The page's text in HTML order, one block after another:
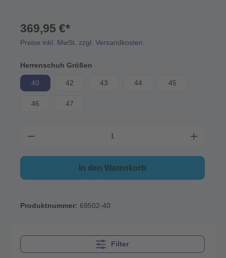
369,95 €*
Preise inkl. MwSt. zzgl. Versandkosten
Herrenschuh Größen
40 42 43 44 45
46 47
In den Warenkorb
Produktnummer: 69502-40
Filter